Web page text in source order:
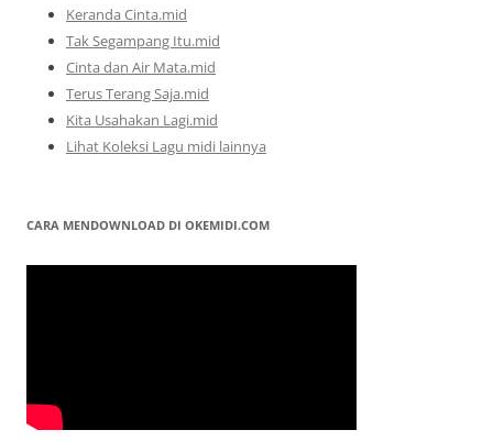
Keranda Cinta.mid
Tak Segampang Itu.mid
Cinta dan Air Mata.mid
Terus Terang Saja.mid
Kita Usahakan Lagi.mid
Lihat Koleksi Lagu midi lainnya
CARA MENDOWNLOAD DI OKEMIDI.COM